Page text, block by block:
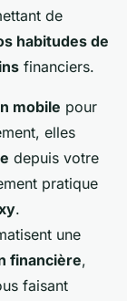
de
habitudes de
financiers.
mobile pour
elles
depuis votre
pratique
.
une
financière,
faisant